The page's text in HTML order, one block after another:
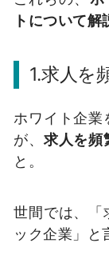
トについて解
1.求人を
ホワイト企業
が、 求人を頻
と。
世間では、「
ック企業」と